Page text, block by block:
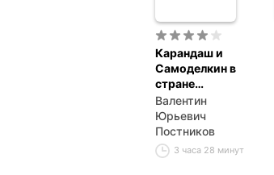
Карандаш и
Самоделкин в
стране
шоколадных
деревьев
Валентин
Юрьевич
Постников
3 часа 28 минут